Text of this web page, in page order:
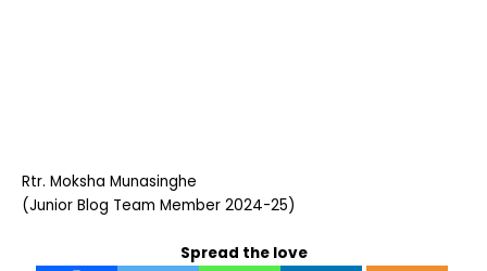
Rtr. Moksha Munasinghe
(Junior Blog Team Member 2024-25)
Spread the love